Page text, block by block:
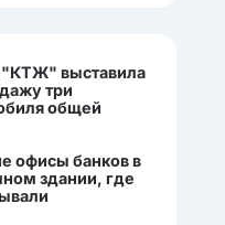
выставила
три
общей
офисы банков в
здании, где